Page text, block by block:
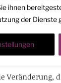
ihnen
der Dienste
|
Gandhi
Veränderung,